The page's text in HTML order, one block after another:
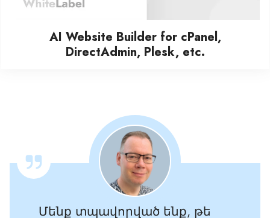
AI Website Builder for cPanel,
DirectAdmin, Plesk, etc.
Մենք տպավորված ենք, թե